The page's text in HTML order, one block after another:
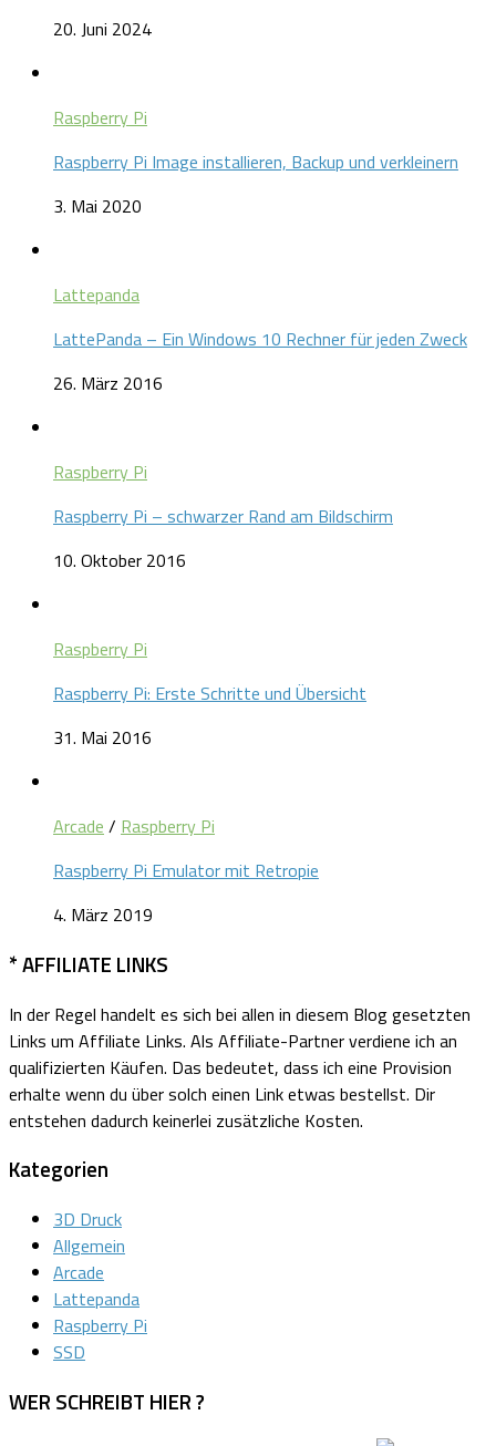
20. Juni 2024
Raspberry Pi
Raspberry Pi Image installieren, Backup und verkleinern
3. Mai 2020
Lattepanda
LattePanda – Ein Windows 10 Rechner für jeden Zweck
26. März 2016
Raspberry Pi
Raspberry Pi – schwarzer Rand am Bildschirm
10. Oktober 2016
Raspberry Pi
Raspberry Pi: Erste Schritte und Übersicht
31. Mai 2016
Arcade / Raspberry Pi
Raspberry Pi Emulator mit Retropie
4. März 2019
* AFFILIATE LINKS
In der Regel handelt es sich bei allen in diesem Blog gesetzten
Links um Affiliate Links. Als Affiliate-Partner verdiene ich an
qualifizierten Käufen. Das bedeutet, dass ich eine Provision
erhalte wenn du über solch einen Link etwas bestellst. Dir
entstehen dadurch keinerlei zusätzliche Kosten.
Kategorien
3D Druck
Allgemein
Arcade
Lattepanda
Raspberry Pi
SSD
WER SCHREIBT HIER ?